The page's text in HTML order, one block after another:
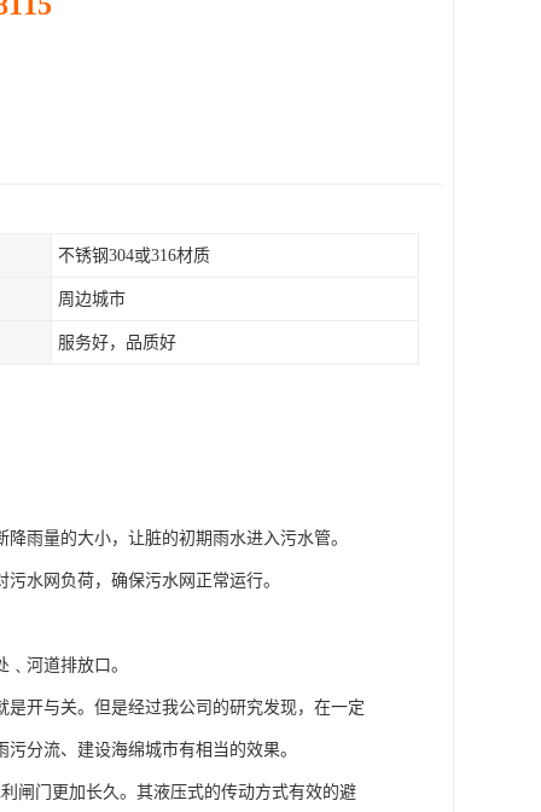
不锈钢304或316材质
周边城市
服务好，品质好
雨量的大小，让脏的初期雨水进入污水管。
水网负荷，确保污水网正常运行。
河道排放口。
开与关。但是经过我公司的研究发现，在一定
分流、建设海绵城市有相当的效果。
闸门更加长久。其液压式的传动方式有效的避